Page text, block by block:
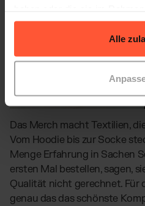
gesammelt haben.
Alle
Das Merch macht Textilien,
Vom Hoodie bis zur Socke
Menge Erfahrung in Sachen
ersten Mal bestellen, sagen,
Qualität nicht gerechnet. Für
genau das das schönste